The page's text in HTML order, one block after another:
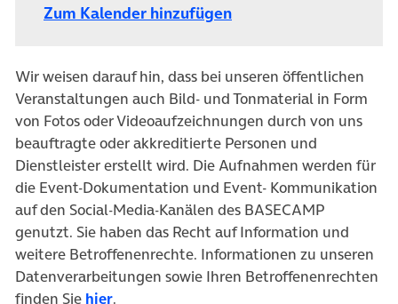
Zum Kalender hinzufügen
Wir weisen darauf hin, dass bei unseren öffentlichen
Veranstaltungen auch Bild- und Tonmaterial in Form
von Fotos oder Videoaufzeichnungen durch von uns
beauftragte oder akkreditierte Personen und
Dienstleister erstellt wird. Die Aufnahmen werden für
die Event-Dokumentation und Event- Kommunikation
auf den Social-Media-Kanälen des BASECAMP
genutzt. Sie haben das Recht auf Information und
weitere Betroffenenrechte. Informationen zu unseren
Datenverarbeitungen sowie Ihren Betroffenenrechten
finden Sie hier.